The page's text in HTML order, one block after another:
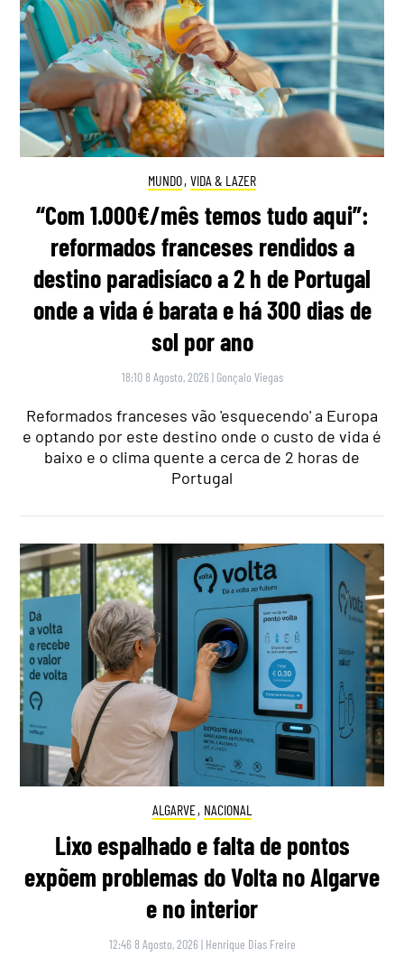
MUNDO, VIDA & LAZER
“Com 1.000€/mês temos tudo aqui”:
reformados franceses rendidos a
destino paradisíaco a 2 h de Portugal
onde a vida é barata e há 300 dias de
sol por ano
18:10 8 Agosto, 2026 | Gonçalo Viegas
Reformados franceses vão 'esquecendo' a Europa
e optando por este destino onde o custo de vida é
baixo e o clima quente a cerca de 2 horas de
Portugal
ALGARVE, NACIONAL
Lixo espalhado e falta de pontos
expõem problemas do Volta no Algarve
e no interior
12:46 8 Agosto, 2026 | Henrique Dias Freire